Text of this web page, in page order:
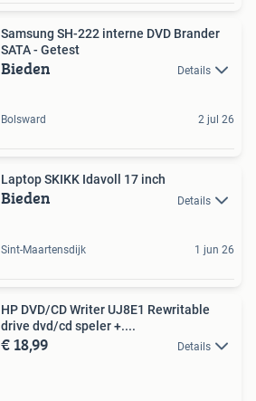
Samsung SH-222 interne DVD Brander
SATA - Getest
Bieden Details
Bolsward 2 jul 26
Laptop SKIKK Idavoll 17 inch
Bieden Details
Sint-Maartensdijk 1 jun 26
HP DVD/CD Writer UJ8E1 Rewritable
drive dvd/cd speler +....
€ 18,99 Details